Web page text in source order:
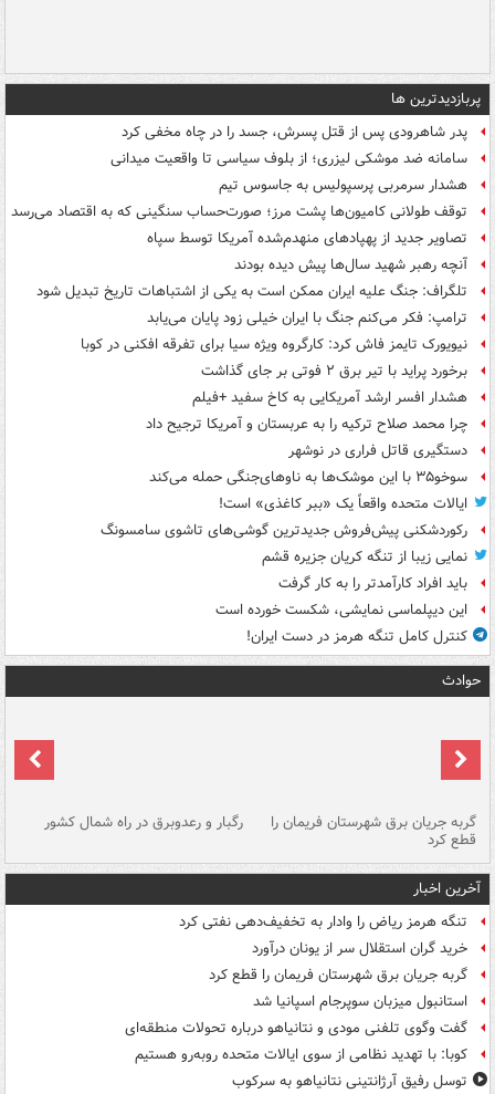
پربازدیدترین ها
پدر شاهرودی پس از قتل پسرش، جسد را در چاه مخفی کرد
سامانه ضد موشکی لیزری؛ از بلوف سیاسی تا واقعیت میدانی
هشدار سرمربی پرسپولیس به جاسوس تیم
توقف طولانی کامیون‌ها پشت مرز؛ صورت‌حساب سنگینی که به اقتصاد می‌رسد
تصاویر جدید از پهپادهای منهدم‌شده آمریکا توسط سپاه
آنچه رهبر شهید سال‌ها پیش دیده بودند
تلگراف: جنگ علیه ایران ممکن است به یکی از اشتباهات تاریخ تبدیل شود
ترامپ: فکر می‌کنم جنگ با ایران خیلی زود پایان می‌یابد
نیویورک تایمز فاش کرد: کارگروه ویژه سیا برای تفرقه افکنی در کوبا
برخورد پراید با تیر برق ۲ فوتی بر جای گذاشت
هشدار افسر ارشد آمریکایی به کاخ سفید +فیلم
چرا محمد صلاح ترکیه را به عربستان و آمریکا ترجیح داد
دستگیری قاتل فراری در نوشهر
سوخو۳۵ با این موشک‌ها به ناوهای‌جنگی حمله می‌کند
ایالات متحده واقعاً یک «ببر کاغذی» است!
رکوردشکنی پیش‌فروش جدیدترین گوشی‌های تاشوی سامسونگ
نمایی زیبا از تنگه کریان جزیره قشم
باید افراد کارآمدتر را به کار گرفت
این دیپلماسی نمایشی، شکست خورده است
کنترل کامل تنگه هرمز در دست ایران!
حوادث
گربه جریان برق شهرستان فریمان را
قطع کرد
رگبار و رعدوبرق در راه شمال کشور
آخرین اخبار
تنگه هرمز ریاض را وادار به تخفیف‌دهی نفتی کرد
خرید گران استقلال سر از یونان درآورد
گربه جریان برق شهرستان فریمان را قطع کرد
استانبول میزبان سوپرجام اسپانیا شد
گفت وگوی تلفنی مودی و نتانیاهو درباره تحولات منطقه‌ای
کوبا: با تهدید نظامی از سوی ایالات متحده روبه‌رو هستیم
توسل رفیق آرژانتینی نتانیاهو به سرکوب